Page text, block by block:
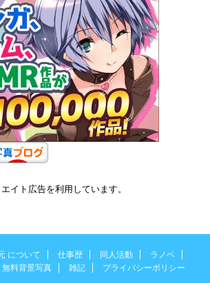
イト広告を利用しています。
について 仕事歴 同人活動
ラノベ
無料背景写真 雑記 プライバシーポリシー